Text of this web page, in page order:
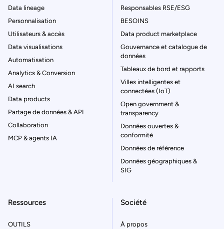
Data lineage
Personnalisation
Utilisateurs & accès
Data visualisations
Automatisation
Analytics & Conversion
AI search
Data products
Partage de données & API
Collaboration
MCP & agents IA
Responsables RSE/ESG
BESOINS
Data product marketplace
Gouvernance et catalogue de
données
Tableaux de bord et rapports
Villes intelligentes et
connectées (IoT)
Open government &
transparency
Données ouvertes &
conformité
Données de référence
Données géographiques &
SIG
Ressources
OUTILS
Société
À propos